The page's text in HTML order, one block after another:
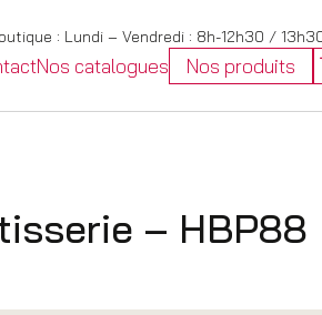
: Lundi – Vendredi : 8h-12h30 /
Nos catalogues Nos produits
– HBP88